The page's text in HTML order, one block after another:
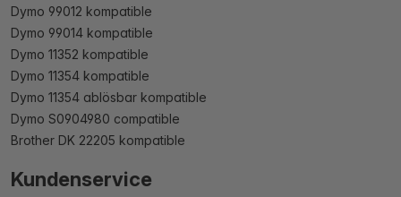
Dymo 99012 kompatible
Dymo 99014 kompatible
Dymo 11352 kompatible
Dymo 11354 kompatible
Dymo 11354 ablösbar kompatible
Dymo S0904980 compatible
Brother DK 22205 kompatible
Kundenservice